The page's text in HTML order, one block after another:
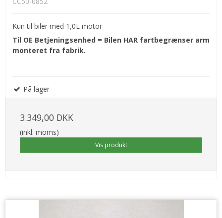
Kun til biler med 1,0L motor
Til OE Betjeningsenhed = Bilen HAR fartbegrænser arm
monteret fra fabrik.
På lager
3.349,00 DKK
(inkl. moms)
Vis produkt